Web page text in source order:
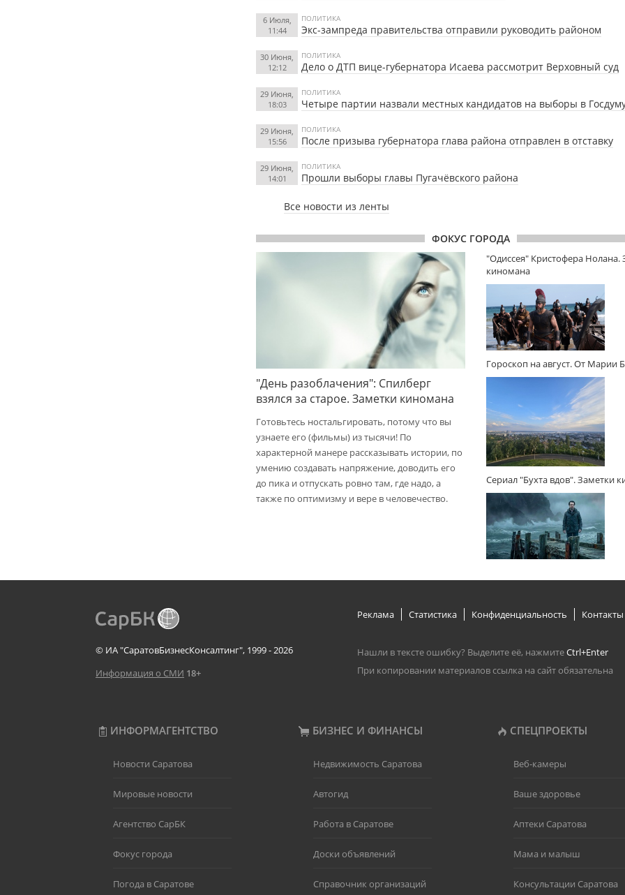
6 Июля,
11:44
ПОЛИТИКА
Экс-зампреда правительства отправили руководить районом
30 Июня,
12:12
ПОЛИТИКА
Дело о ДТП вице-губернатора Исаева рассмотрит Верховный суд
29 Июня,
18:03
ПОЛИТИКА
Четыре партии назвали местных кандидатов на выборы в
29 Июня,
15:56
ПОЛИТИКА
После призыва губернатора глава района отправлен в отставку
29 Июня,
14:01
ПОЛИТИКА
Прошли выборы главы Пугачёвского района
Все новости из ленты
ФОКУС ГОРОДА
"День разоблачения": Спилберг
взялся за старое. Заметки киномана
Готовьтесь ностальгировать, потому что вы
узнаете его (фильмы) из тысячи! По
характерной манере рассказывать истории, по
умению создавать напряжение, доводить его
до пика и отпускать ровно там, где надо, а
также по оптимизму и вере в человечество.
"Одиссея" Кристофера Нолана.
киномана
Гороскоп на август. От Марии
Сериал "Бухта вдов". Заметки
© ИА "СаратовБизнесКонсалтинг", 1999 - 2026
Информация о СМИ 18+
Реклама Статистика Конфиденциальность Контакты
Нашли в тексте ошибку? Выделите её, нажмитеCtrl+Enter
При копировании материалов ссылка на сайт обязательна
ИНФОРМАГЕНТСТВО БИЗНЕС И ФИНАНСЫ СПЕЦПРОЕКТЫ
Новости Саратова
Мировые новости
Агентство СарБК
Фокус города
Погода в Саратове
Недвижимость Саратова
Автогид
Работа в Саратове
Доски объявлений
Справочник организаций
Веб-камеры
Ваше здоровье
Аптеки Саратова
Мама и малыш
Консультации Саратова